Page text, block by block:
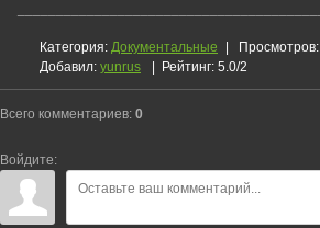
Категория: Документальные | Просмотров:
Добавил: yunrus | Рейтинг: 5.0/2
Всего комментариев: 0
Войдите: